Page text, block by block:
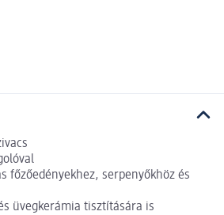
főzőedényekhez, serpenyőkhöz és
üvegkerámia tisztítására is